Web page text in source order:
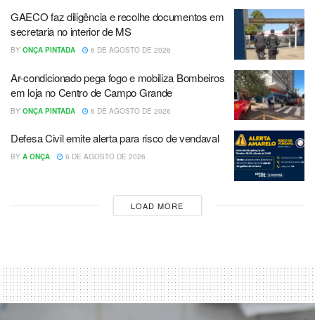
GAECO faz diligência e recolhe documentos em
secretaria no interior de MS
BY ONÇA PINTADA 6 DE AGOSTO DE 2026
Ar-condicionado pega fogo e mobiliza Bombeiros
em loja no Centro de Campo Grande
BY ONÇA PINTADA 6 DE AGOSTO DE 2026
Defesa Civil emite alerta para risco de vendaval
BY A ONÇA 6 DE AGOSTO DE 2026
LOAD MORE